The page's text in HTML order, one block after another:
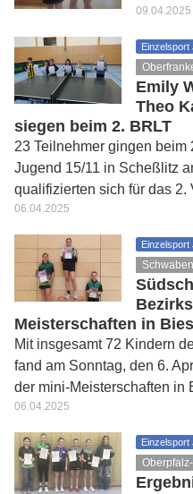
09.04.2025
Einzelsport
Emily
Theo
siegen beim 2. BRLT
23 Teilnehmer gingen
Jugend 15/11 in Scheßlitz
qualifizierten sich für das 2.
06.04.2025
Einzelsport
Meisterschaften in
Mit insgesamt 72 Kindern
fand am Sonntag, den 6.
der mini-Meisterschaften in
06.04.2025
Einzelsport